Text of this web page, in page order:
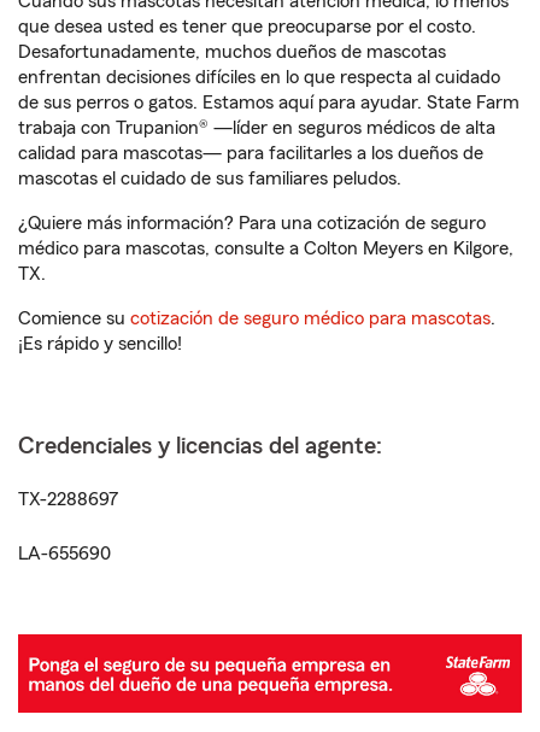
que desea usted es tener que preocuparse por el costo.
Desafortunadamente, muchos dueños de mascotas
enfrentan decisiones difíciles en lo que respecta al cuidado
de sus perros o gatos. Estamos aquí para ayudar. State Farm
trabaja con Trupanion® —líder en seguros médicos de alta
calidad para mascotas— para facilitarles a los dueños de
mascotas el cuidado de sus familiares peludos.
¿Quiere más información? Para una cotización de seguro
médico para mascotas, consulte a Colton Meyers en Kilgore,
TX.
Comience su cotización de seguro médico para mascotas.
¡Es rápido y sencillo!
Credenciales y licencias del agente:
TX-2288697
LA-655690